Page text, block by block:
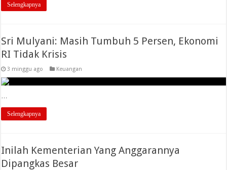
Selengkapnya
Sri Mulyani: Masih Tumbuh 5 Persen, Ekonomi
RI Tidak Krisis
3 minggu ago Keuangan
Selengkapnya
Inilah Kementerian Yang Anggarannya
Dipangkas Besar